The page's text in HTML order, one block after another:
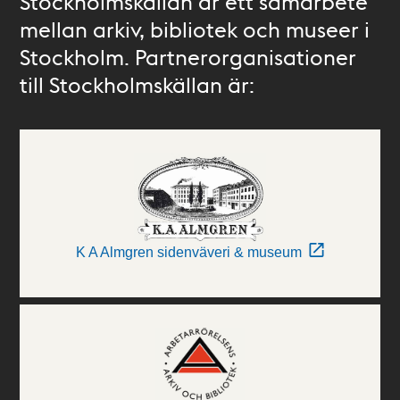
mellan arkiv, bibliotek och museer i
Stockholm. Partnerorganisationer
till Stockholmskällan är:
K A Almgren sidenväveri & museum